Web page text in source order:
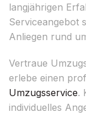
langjährigen
Serviceangebot
Anliegen rund
Vertraue
erlebe einen
Umzugsservice.
individuelles